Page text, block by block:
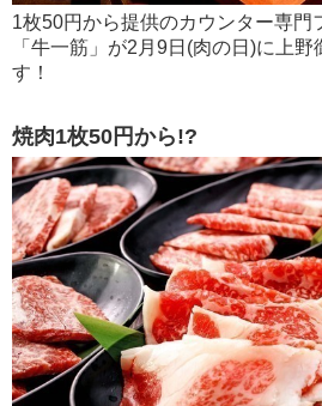
1枚50円から提供のカウンター専門
「牛一筋」が2月9日(肉の日)に上
す！
焼肉1枚50円から!?